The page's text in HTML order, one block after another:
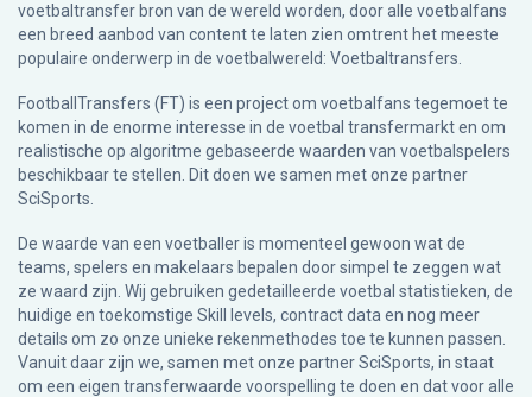
voetbaltransfer bron van de wereld worden, door alle voetbalfans
een breed aanbod van content te laten zien omtrent het meeste
populaire onderwerp in de voetbalwereld: Voetbaltransfers.
FootballTransfers (FT) is een project om voetbalfans tegemoet te
komen in de enorme interesse in de voetbal transfermarkt en om
realistische op algoritme gebaseerde waarden van voetbalspelers
beschikbaar te stellen. Dit doen we samen met onze partner
SciSports
De waarde van een voetballer is momenteel gewoon wat de
teams, spelers en makelaars bepalen door simpel te zeggen wat
ze waard zijn. Wij gebruiken gedetailleerde voetbal statistieken, de
huidige en toekomstige Skill levels, contract data en nog meer
details om zo onze unieke rekenmethodes toe te kunnen passen.
Vanuit daar zijn we, samen met onze partner SciSports, in staat
om een eigen transferwaarde voorspelling te doen en dat voor alle